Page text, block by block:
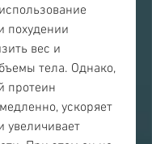
похудении
вес и
тела. Однако,
протеин
ускоряет
увеличивает